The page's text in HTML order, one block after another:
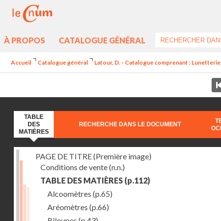
À PROPOS CATALOGUE GÉNÉRAL
Accueil Catalogue général Latour, D. - Catalogue comprenant :
TABLE
DES
MATIÈRES
RECHERCHE DANS LE DOCUMENT
PAGE DE TITRE (Première image)
Conditions de vente(n.n.)
TABLE DES MATIÈRES (p.112)
Alcoomètres (p.65)
Aréomètres (p.66)